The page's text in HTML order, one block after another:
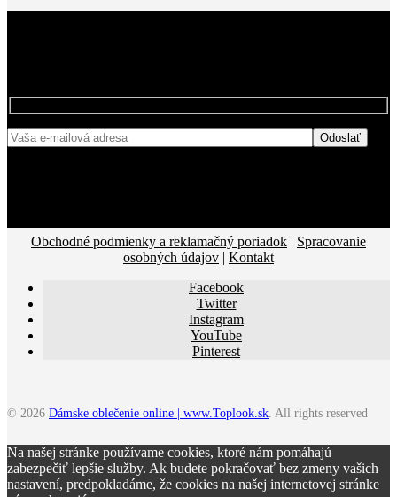
Obchodné podmienky a reklamačný poriadok | Spracovanie
osobných údajov | Kontakt
Facebook
Twitter
Instagram
YouTube
Pinterest
© 2026 Dámske oblečenie online | www.Toplook.sk. All rights reserved
Na našej stránke používame cookies, ktoré nám pomáhajú
zabezpečiť lepšie služby. Ak budete pokračovať bez zmeny vašich
nastavení, predpokladáme, že cookies na našej internetovej stránke